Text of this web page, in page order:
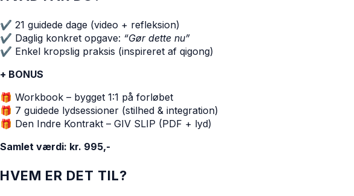
✔️ 21 guidede dage (video + refleksion)
✔️ Daglig konkret opgave: “Gør dette nu”
✔️ Enkel kropslig praksis (inspireret af qigong)
+ BONUS
🎁 Workbook – bygget 1:1 på forløbet
🎁 7 guidede lydsessioner (stilhed & integration)
🎁 Den Indre Kontrakt – GIV SLIP (PDF + lyd)
Samlet værdi: kr. 995,-
HVEM ER DET TIL?